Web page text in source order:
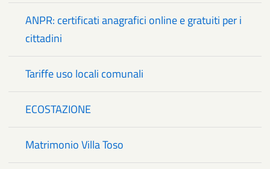
ANPR: certificati anagrafici online e gratuiti per i
cittadini
Tariffe uso locali comunali
ECOSTAZIONE
Matrimonio Villa Toso